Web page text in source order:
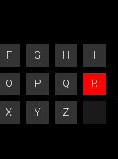
F G H I
O P Q R
X Y Z